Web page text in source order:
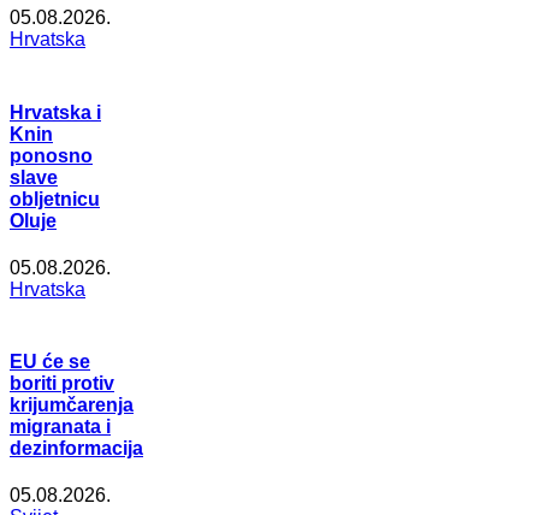
05.08.2026.
Hrvatska
Hrvatska i
Knin
ponosno
slave
obljetnicu
Oluje
05.08.2026.
Hrvatska
EU će se
boriti protiv
krijumčarenja
migranata i
dezinformacija
05.08.2026.